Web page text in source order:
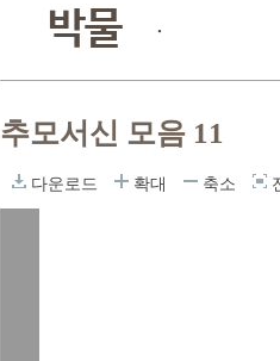
박물 .
추모서신 모음 11
다운로드 확대 축소